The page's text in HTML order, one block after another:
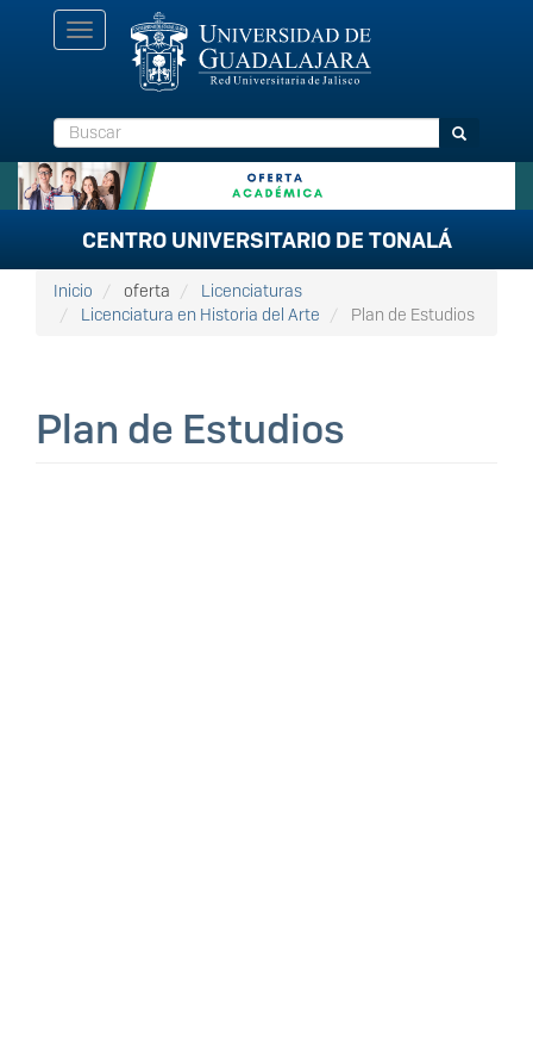
Toggle
navigation
Buscar Buscar
CENTRO UNIVERSITARIO DE TONALÁ
Inicio oferta
Licenciaturas
Licenciatura en Historia del Arte
Plan de Estudios
Plan de Estudios